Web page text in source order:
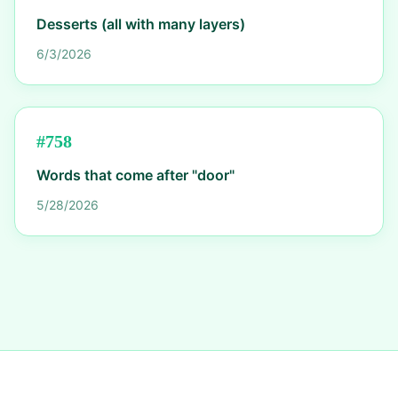
Desserts (all with many layers)
6/3/2026
#758
Words that come after "door"
5/28/2026